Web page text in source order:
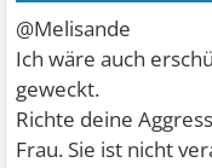
@Melisande
Ich wäre auch
geweckt.
Richte deine
Frau. Sie ist nicht